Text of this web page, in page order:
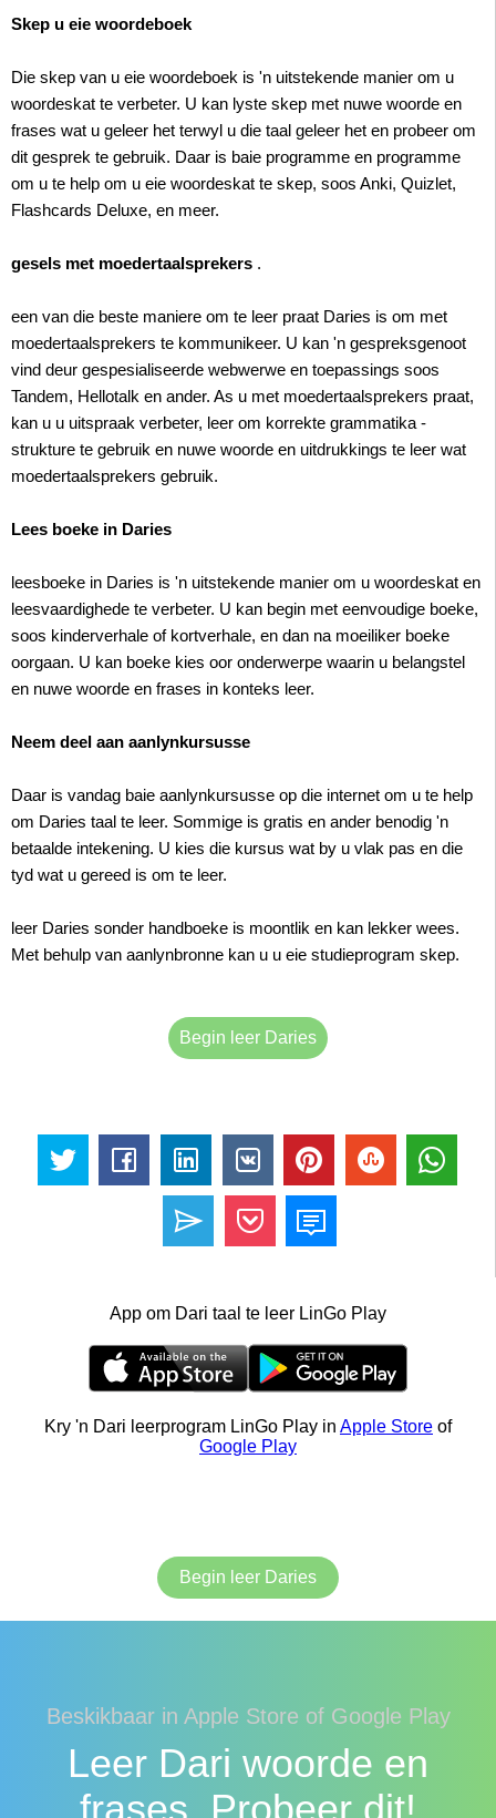
Skep u eie woordeboek
Die skep van u eie woordeboek is 'n uitstekende manier om u
woordeskat te verbeter. U kan lyste skep met nuwe woorde en
frases wat u geleer het terwyl u die taal geleer het en probeer om
dit gesprek te gebruik. Daar is baie programme en programme
om u te help om u eie woordeskat te skep, soos Anki, Quizlet,
Flashcards Deluxe, en meer.
gesels met moedertaalsprekers .
een van die beste maniere om te leer praat Daries is om met
moedertaalsprekers te kommunikeer. U kan 'n gespreksgenoot
vind deur gespesialiseerde webwerwe en toepassings soos
Tandem, Hellotalk en ander. As u met moedertaalsprekers praat,
kan u u uitspraak verbeter, leer om korrekte grammatika -
strukture te gebruik en nuwe woorde en uitdrukkings te leer wat
moedertaalsprekers gebruik.
Lees boeke in Daries
leesboeke in Daries is 'n uitstekende manier om u woordeskat en
leesvaardighede te verbeter. U kan begin met eenvoudige boeke,
soos kinderverhale of kortverhale, en dan na moeiliker boeke
oorgaan. U kan boeke kies oor onderwerpe waarin u belangstel
en nuwe woorde en frases in konteks leer.
Neem deel aan aanlynkursusse
Daar is vandag baie aanlynkursusse op die internet om u te help
om Daries taal te leer. Sommige is gratis en ander benodig 'n
betaalde intekening. U kies die kursus wat by u vlak pas en die
tyd wat u gereed is om te leer.
leer Daries sonder handboeke is moontlik en kan lekker wees.
Met behulp van aanlynbronne kan u u eie studieprogram skep.
Begin leer Daries
App om Dari taal te leer LinGo Play
Kry 'n Dari leerprogram LinGo Play in Apple Store of
Google Play
Begin leer Daries
Beskikbaar in Apple Store of Google Play
Leer Dari woorde en
frases. Probeer dit!